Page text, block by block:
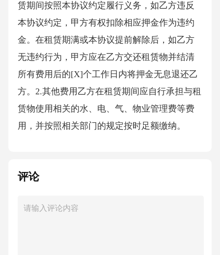
赁期间按照本协议约定履行义务，如乙方违反
本协议约定，甲方有权扣除相应押金作为违约
金。在租赁期满或本协议提前解除后，如乙方
无违约行为，甲方应在乙方交还租赁物并结清
所有费用后的[X]个工作日内将押金无息退还乙
方。2.其他费用乙方在租赁期间应自行承担与租
赁物使用相关的水、电、气、物业管理费等费
用，并按照相关部门的规定按时足额缴纳。
期限届满日期]止。租赁期满后，乙方应按照本
如需续租，应在租赁期满前[X]个月书面通知甲
评论